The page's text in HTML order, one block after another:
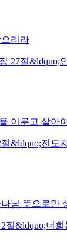
리라
27절&ldquo;
이루고 살아
&ldquo;전도
님 뜻으로만
절&ldquo;너